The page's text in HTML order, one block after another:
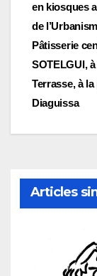
en kiosques
de
Pâtisserie
SOTELGUI,
Terrasse, à
Diaguissa
Articles